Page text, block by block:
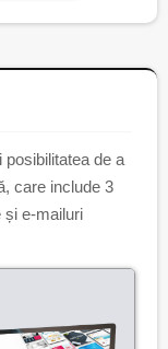
posibilitatea de a
care include 3
și e-mailuri